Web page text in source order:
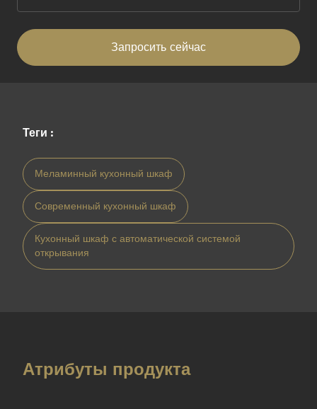
Запросить сейчас
Теги :
Меламинный кухонный шкаф
Современный кухонный шкаф
Кухонный шкаф с автоматической системой
открывания
Атрибуты продукта